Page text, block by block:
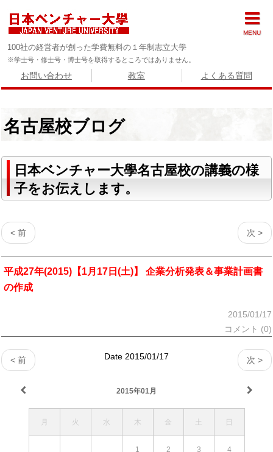
100社の経営者が創った学費無料の１年制志立大學
※学士号・修士号・博士号を取得するところではありません。
お問い合わせ 教室 よくある質問
名古屋校ブログ
日本ベンチャー大學名古屋校の講義の様
子をお伝えします。
< 前 次 >
平成27年(2015)【1月17日(土)】 企業分析発表＆事業計画書
の作成
2015/01/17
コメント (0)
< 前 次 >
Date 2015/01/17
2015年01月
月 火 水 木 金 土 日
1 2 3 4
MENU